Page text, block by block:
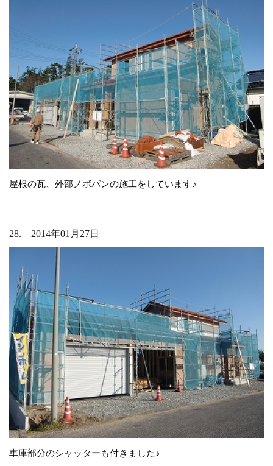
屋根の瓦、外部ノボパンの施工をしています♪
28. 2014年01月27日
車庫部分のシャッターも付きました♪